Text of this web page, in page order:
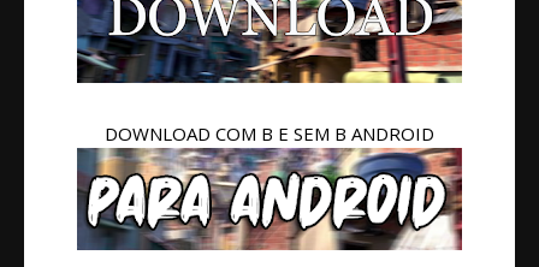
DOWNLOAD COM B E SEM B ANDROID